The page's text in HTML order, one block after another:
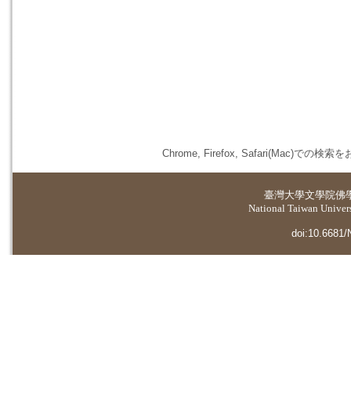
Chrome, Firefox, Safari(Mac)での検索を
臺灣大學文學院佛
National Taiwan
doi:10.6681/